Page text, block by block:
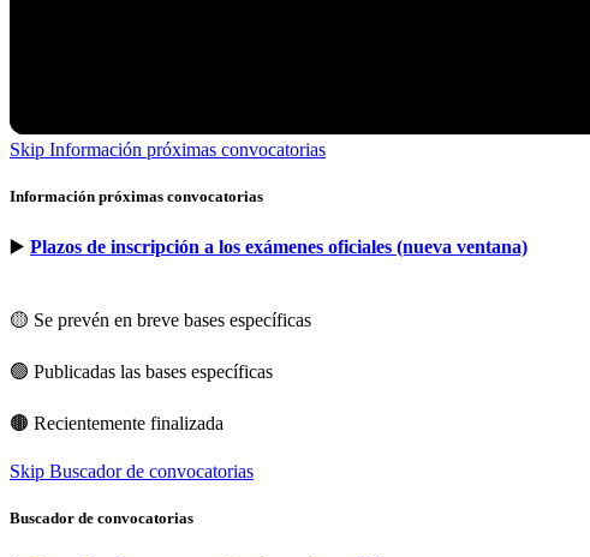
Skip Información próximas convocatorias
Información próximas convocatorias
▶️ Plazos de inscripción a los exámenes oficiales (nueva ventana)
🟡 Se prevén en breve bases específicas
🟢 Publicadas las bases específicas
🟤 Recientemente finalizada
Skip Buscador de convocatorias
Buscador de convocatorias